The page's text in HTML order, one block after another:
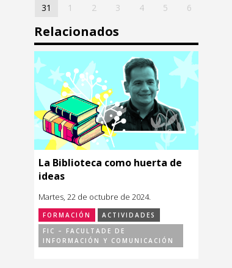
31
1 2 3 4 5 6
Relacionados
La Biblioteca como huerta de
ideas
Martes, 22 de octubre de 2024.
FORMACIÓN
ACTIVIDADES
FIC – FACULTADE DE
INFORMACIÓN Y COMUNICACIÓN